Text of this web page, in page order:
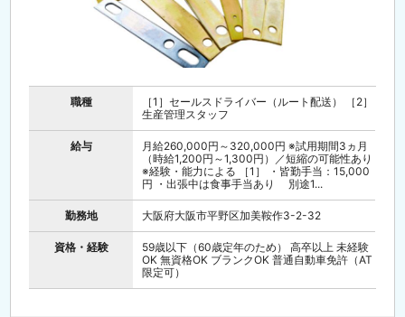
職種
［1］セールスドライバー（ルート配送） ［2］
生産管理スタッフ
給与
月給260,000円～320,000円 ※試用期間3ヵ月
（時給1,200円～1,300円）／短縮の可能性あり
※経験・能力による ［1］ ・皆勤手当：15,000
円 ・出張中は食事手当あり 別途1...
勤務地 大阪府大阪市平野区加美鞍作3-2-32
資格・経験
59歳以下（60歳定年のため） 高卒以上 未経験
OK 無資格OK ブランクOK 普通自動車免許（AT
限定可）